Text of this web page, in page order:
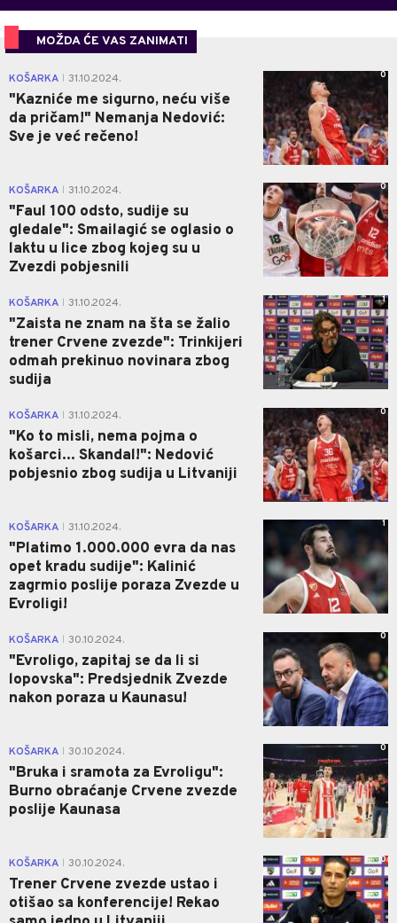
MOŽDA ĆE VAS ZANIMATI
KOŠARKA 31.10.2024.
"Kazniće me sigurno, neću više
da pričam!" Nemanja Nedović:
Sve je već rečeno!
0
KOŠARKA 31.10.2024.
"Faul 100 odsto, sudije su
gledale": Smailagić se oglasio o
laktu u lice zbog kojeg su u
Zvezdi pobjesnili
0
KOŠARKA 31.10.2024.
"Zaista ne znam na šta se žalio
trener Crvene zvezde": Trinkijeri
odmah prekinuo novinara zbog
sudija
1
KOŠARKA 31.10.2024.
"Ko to misli, nema pojma o
košarci... Skandal!": Nedović
pobjesnio zbog sudija u Litvaniji
0
KOŠARKA 31.10.2024.
"Platimo 1.000.000 evra da nas
opet kradu sudije": Kalinić
zagrmio poslije poraza Zvezde u
Evroligi!
1
KOŠARKA 30.10.2024.
"Evroligo, zapitaj se da li si
lopovska": Predsjednik Zvezde
nakon poraza u Kaunasu!
0
KOŠARKA 30.10.2024.
"Bruka i sramota za Evroligu":
Burno obraćanje Crvene zvezde
poslije Kaunasa
0
KOŠARKA 30.10.2024.
Trener Crvene zvezde ustao i
otišao sa konferencije! Rekao
0